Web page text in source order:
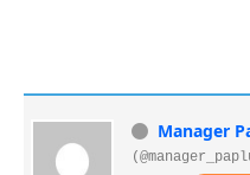
Manager